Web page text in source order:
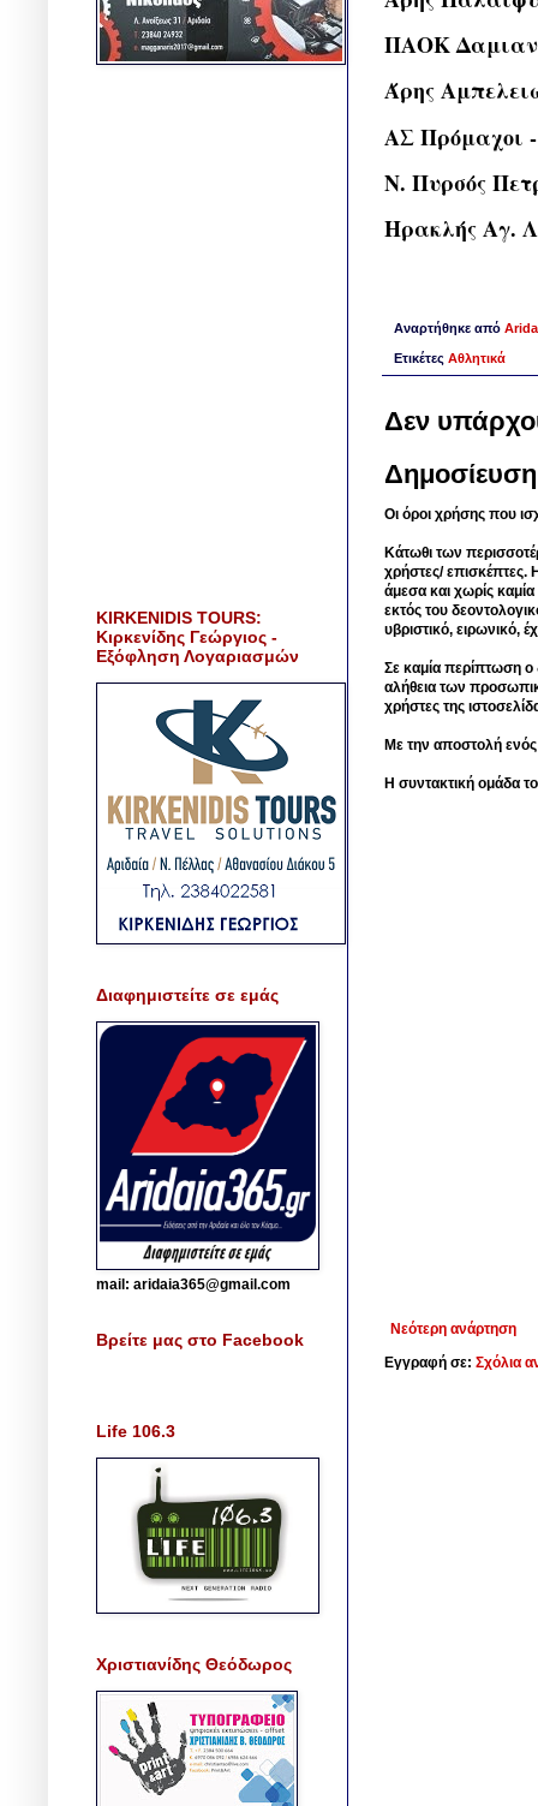
ΠΑΟΚ
Άρης
ΑΣ Πρόμαχοι
Ν. Πυρσός
Ηρακλής Αγ.
Αναρτήθηκε από
Ετικέτες Αθλητικά
Δεν
Οι όροι χρήσης που
Κάτωθι των
χρήστες/ επισκέπτες.
άμεσα και χωρίς
εκτός του
υβριστικό, ειρωνικό,
Σε καμία περίπτωση ο
αλήθεια των
χρήστες της
Με την αποστολή
Η συντακτική ομάδα
Νεότερη ανάρτηση
Εγγραφή σε: Σχόλια
KIRKENIDIS TOURS:
Κιρκενίδης Γεώργιος -
Εξόφληση Λογαριασμών
Διαφημιστείτε σε εμάς
mail: aridaia365@gmail.com
Βρείτε μας στο Facebook
Life 106.3
Χριστιανίδης Θεόδωρος